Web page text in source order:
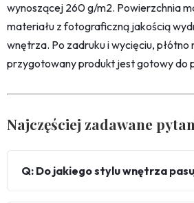
wynoszącej 260 g/m2. Powierzchnia
materiału z fotograficzną jakością
wnętrza. Po zadruku i wycięciu,
przygotowany produkt jest gotowy do
Najczęściej zadawane
Q: Do jakiego stylu wnętrza